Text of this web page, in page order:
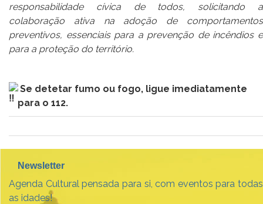
responsabilidade cívica de todos, solicitando a
colaboração ativa na adoção de comportamentos
preventivos, essenciais para a prevenção de incêndios e
para a proteção do território.
Se detetar fumo ou fogo, ligue imediatamente
para o 112.⠀
Newsletter
Agenda Cultural pensada para si, com eventos para todas
as idades!